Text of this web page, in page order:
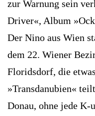
zur Warnung sein
­Driver«, Album
Der Nino aus Wien
dem 22. Wiener
Floridsdorf, die
»Transdanubien«
Donau, ohne jede